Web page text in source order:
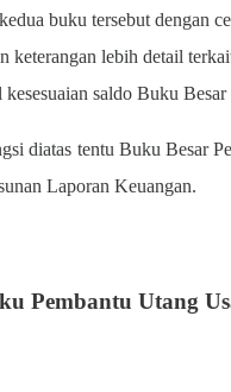
buku tersebut dengan
keterangan lebih detail
saldo Buku
diatas tentu Buku Besar
Laporan Keuangan.
Pembantu Utang